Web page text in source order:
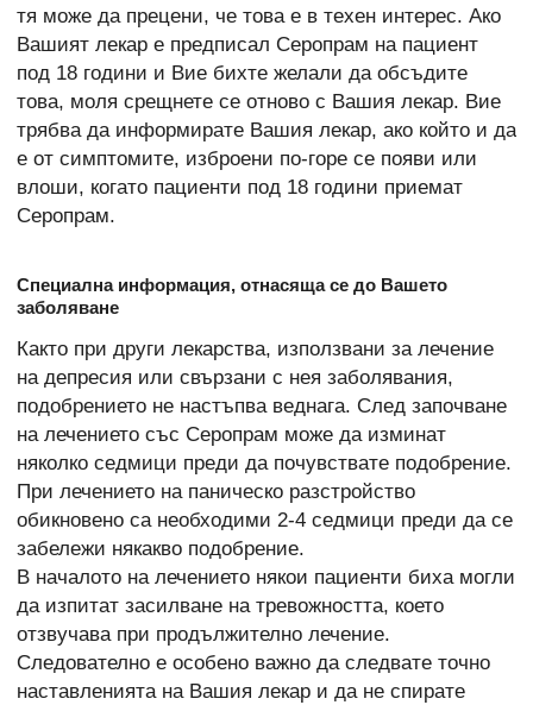
тя може да прецени, че това е в техен интерес. Ако
Вашият лекар е предписал Серопрам на пациент
под 18 години и Вие бихте желали да обсъдите
това, моля срещнете се отново с Вашия лекар. Вие
трябва да информирате Вашия лекар, ако който и да
е от симптомите, изброени по-горе се появи или
влоши, когато пациенти под 18 години приемат
Серопрам.
Специална информация, отнасяща се до Вашето
заболяване
Както при други лекарства, използвани за лечение
на депресия или свързани с нея заболявания,
подобрението не настъпва веднага. След започване
на лечението със Серопрам може да изминат
няколко седмици преди да почувствате подобрение.
При лечението на паническо разстройство
обикновено са необходими 2-4 седмици преди да се
забележи някакво подобрение.
В началото на лечението някои пациенти биха могли
да изпитат засилване на тревожността, което
отзвучава при продължително лечение.
Следователно е особено важно да следвате точно
наставленията на Вашия лекар и да не спирате